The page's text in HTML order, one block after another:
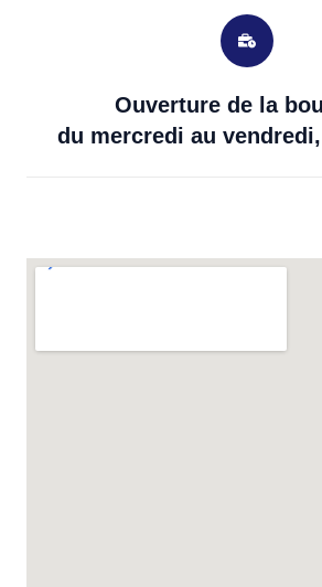
Ouverture de la
du mercredi au